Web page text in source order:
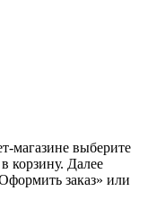
магазине выберите
корзину. Далее
заказ» или